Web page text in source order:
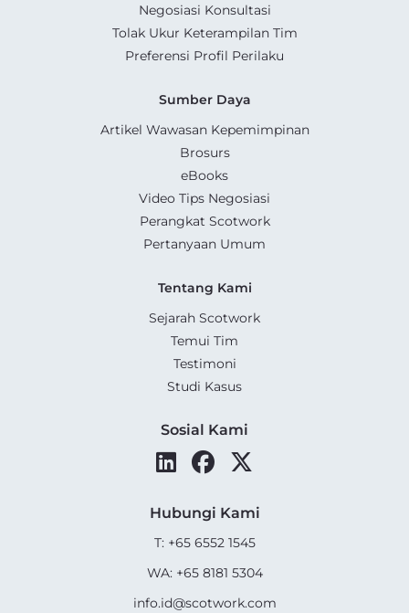
Negosiasi Konsultasi
Tolak Ukur Keterampilan Tim
Preferensi Profil Perilaku
Sumber Daya
Artikel Wawasan Kepemimpinan
Brosurs
eBooks
Video Tips Negosiasi
Perangkat Scotwork
Pertanyaan Umum
Tentang Kami
Sejarah Scotwork
Temui Tim
Testimoni
Studi Kasus
Sosial Kami
Hubungi Kami
T: +65 6552 1545
WA: +65 8181 5304
info.id@scotwork.com